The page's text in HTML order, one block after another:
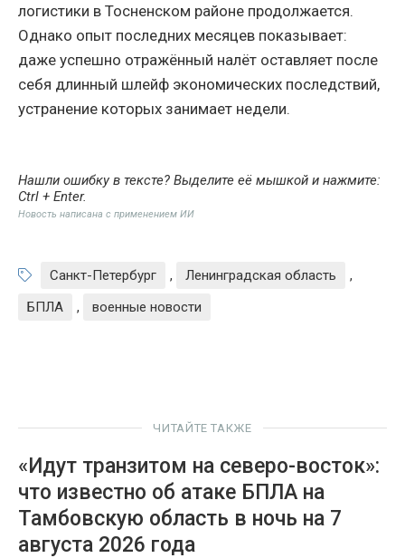
логистики в Тосненском районе продолжается.
Однако опыт последних месяцев показывает:
даже успешно отражённый налёт оставляет после
себя длинный шлейф экономических последствий,
устранение которых занимает недели.
Нашли ошибку в тексте? Выделите её мышкой и нажмите:
Ctrl + Enter.
Новость написана с применением ИИ
Санкт-Петербург , Ленинградская область
,
БПЛА
, военные новости
ЧИТАЙТЕ ТАКЖЕ
«Идут транзитом на северо-восток»:
что известно об атаке БПЛА на
Тамбовскую область в ночь на 7
августа 2026 года